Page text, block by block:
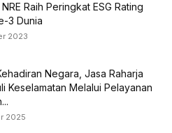
Raih Peringkat ESG Rating
3 Dunia
2023
Negara, Jasa Raharja
Keselamatan Melalui Pelayanan
2025